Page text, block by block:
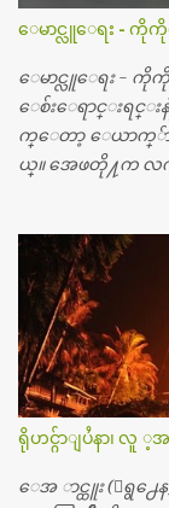
တယ္သိရပါတယ္။ တ
စိတ္ၾကည့္လိုရင္ ဒီစက္
င္း ကလီစာေတြ
ကေတာ့ ေစ်းသိပ္မ
တစ္ခါစမ္းရင္ က်ပ္
န္ခဲ့တဲ့ (၂)...
ေမာင္လူေရး - ကိုကို
ေမာင္လူေရး - ကိုကို
ေစ်းေရာင္းရင္
က္ေတာ့ ေယာက္်ား
ယ္။ အေဖတို႔က လက္
တယ္။ ပန္းပန္တယ္။
ယ္။ မိန္းမစိတ္ရွိ
သိတာက ၉ တန္း၊
ေယာက္ရွိတယ္။ အစ္
လည္း သူ႔ အေပါ
င္းတယ္။ ျပီးေ
က္်ားေလးလုိဘဲ ေ
က္ရတယ္။ ေယာက္်
က္်ားေလး စိတ္လည္
ရိုဟင္ဂ်ာျပႆနာ၊ လူ
ေအ ာင္ထူး (ေရွ႕